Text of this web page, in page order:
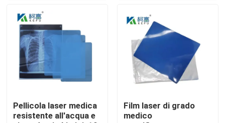
notizie
Tutti i casi
Getto di inchiostro X Ray Film
Pellicola laser medica
resistente all'acqua e
Film laser di grado
medico